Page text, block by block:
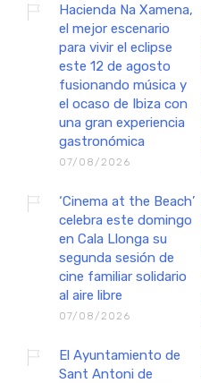
Hacienda Na Xamena,
el mejor escenario
para vivir el eclipse
este 12 de agosto
fusionando música y
el ocaso de Ibiza con
una gran experiencia
gastronómica
07/08/2026
‘Cinema at the Beach’
celebra este domingo
en Cala Llonga su
segunda sesión de
cine familiar solidario
al aire libre
07/08/2026
El Ayuntamiento de
Sant Antoni de